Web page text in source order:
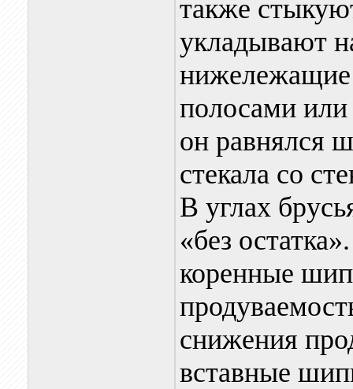
также
укладывают
полосами
он равнялся
стекала со
В углах
«без
коренные
снижения
вставные